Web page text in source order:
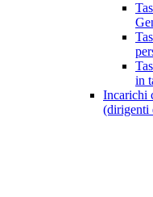
in
Incarichi
(dirigenti